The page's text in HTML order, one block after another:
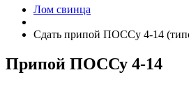
Лом свинца
Сдать припой ПОССу 4-14
Припой ПОССу 4-14